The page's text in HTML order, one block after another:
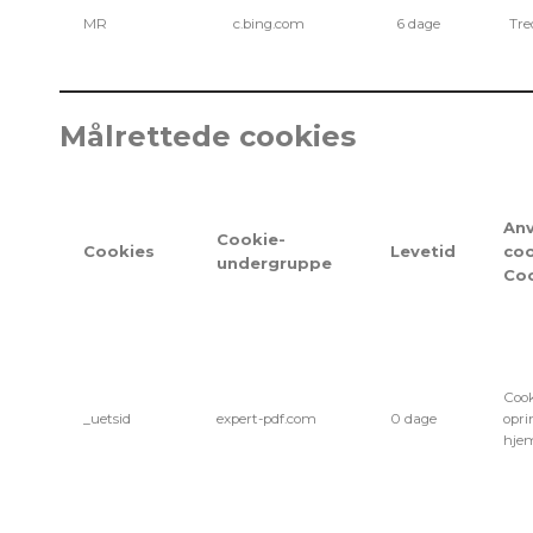
MR c.bing.com 6 dage
Målrettede cookies
Cookies
Cookie-
undergruppe
Levetid
_uetsid expert-pdf.com 0 dage